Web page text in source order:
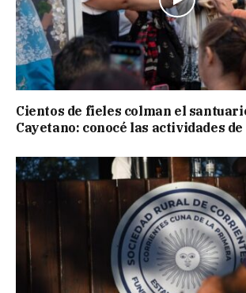
Cientos de fieles colman el
Cayetano: conocé las actividades de